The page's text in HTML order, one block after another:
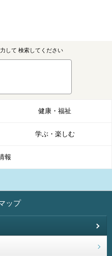
して 検索してください
健康・福祉
学ぶ・楽しむ
報
ップ